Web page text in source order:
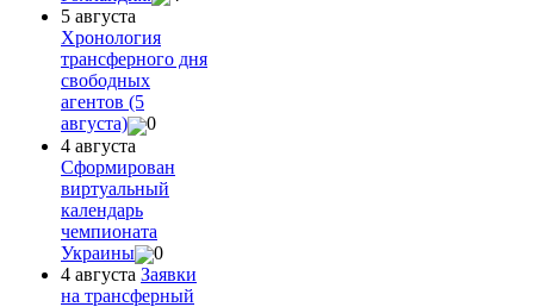
5 августа
Хронология
трансферного дня
свободных
агентов (5
августа)
0
4 августа
Сформирован
виртуальный
календарь
чемпионата
Украины
0
4 августа Заявки
на трансферный